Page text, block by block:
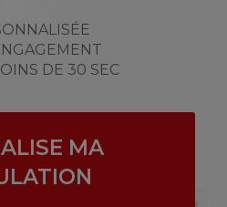
DE 30 SEC
MA